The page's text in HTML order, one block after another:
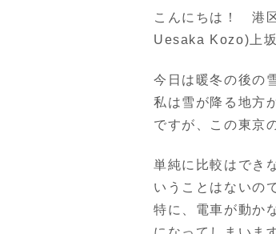
こんにちは！ 港
Uesaka Kozo)上坂
今日は暖冬の後の
私は雪が降る地方
ですが、この東京
単純に比較はでき
いうことはないの
特に、電車が動か